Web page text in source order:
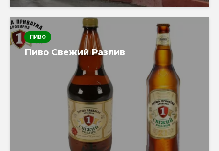
ПИВО
Пиво Свежий Разлив